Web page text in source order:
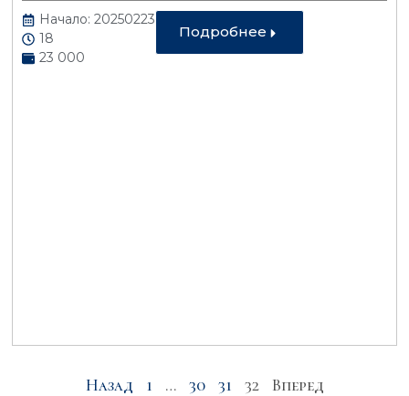
Начало: 20250223
18
23 000
Подробнее
Назад 1 … 30 31 32 Вперед